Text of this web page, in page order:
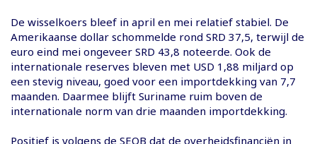
De wisselkoers bleef in april en mei relatief stabiel. De
Amerikaanse dollar schommelde rond SRD 37,5, terwijl de
euro eind mei ongeveer SRD 43,8 noteerde. Ook de
internationale reserves bleven met USD 1,88 miljard op
een stevig niveau, goed voor een importdekking van 7,7
maanden. Daarmee blijft Suriname ruim boven de
internationale norm van drie maanden importdekking.
Positief is volgens de SEOB dat de overheidsfinanciën in